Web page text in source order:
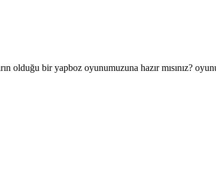
bir yapboz oyunumuzuna hazır mısınız?